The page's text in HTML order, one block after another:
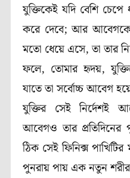
যুক্তিকেই যদি বেশি
করে দেবে; আর আবেগকে
মতো ধেয়ে এসে, তা তার
ফলে, তোমার হৃদয়,
যাতে তা সর্বোচ্চ আবেগ
যুক্তির সেই নির্দেশই
আবেগও তার প্রতিদিনের
ঠিক সেই ফিনিক্স
পুনরায় পায় এক নতুন